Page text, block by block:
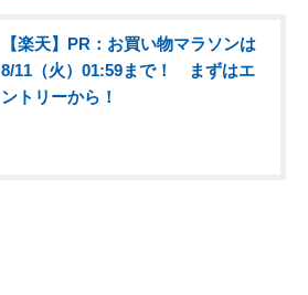
【楽天】PR：お買い物マラソンは
8/11（火）01:59まで！ まずはエ
ントリーから！